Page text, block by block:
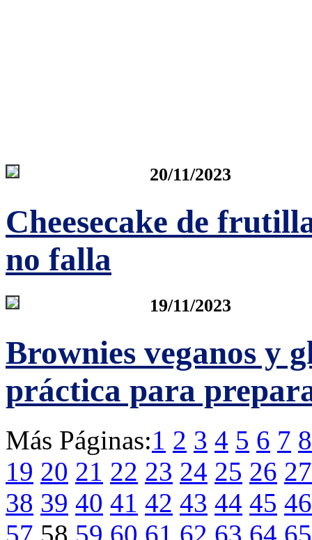
20/11/2023
Cheesecake de
no falla
19/11/2023
Brownies veganos y
práctica para
Más Páginas:1 2 3 4 5 6 7 8
19 20 21 22 23 24 25 26 27
38 39 40 41 42 43 44 45 46
57 58 59 60 61 62 63 64 65